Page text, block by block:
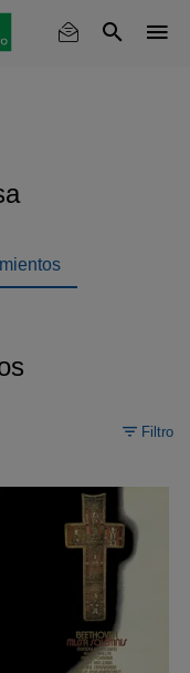
Filtro